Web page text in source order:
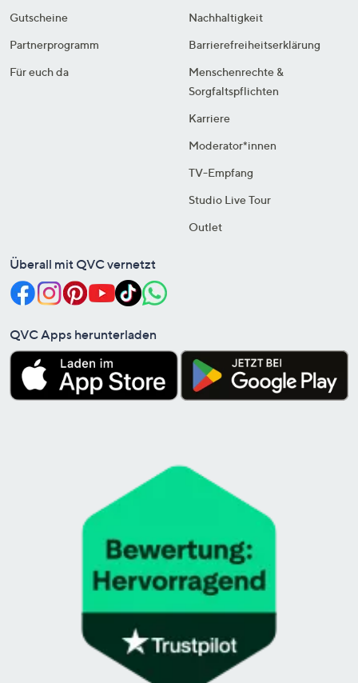
Gutscheine
Partnerprogramm
Für euch da
Nachhaltigkeit
Barrierefreiheitserklärung
Menschenrechte &
Sorgfaltspflichten
Karriere
Moderator*innen
TV-Empfang
Studio Live Tour
Outlet
Überall mit QVC vernetzt
QVC Apps herunterladen